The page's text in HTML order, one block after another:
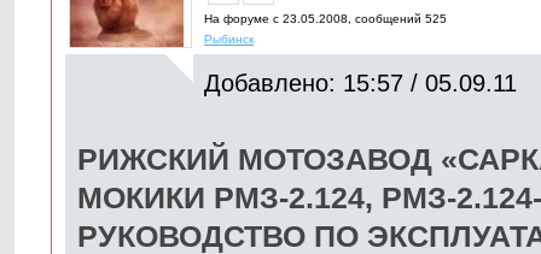
На форуме с 23.05.2008, cообщений 525
Рыбинск
Добавлено: 15:57 / 05.09.11
РИЖСКИЙ МОТОЗАВОД
МОКИКИ РМЗ-2.124, РМЗ-
РУКОВОДСТВО ПО